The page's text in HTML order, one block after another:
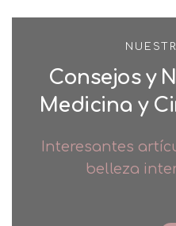
Consejos y
Medicina y
Interesantes
belleza